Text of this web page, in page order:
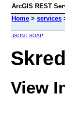
ArcGIS REST
Home > services
JSON | SOAP
View